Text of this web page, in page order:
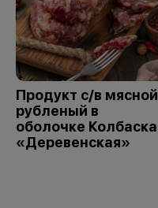
Продукт с/в мясной
рубленый в
оболочке Колбаска
«Деревенская»